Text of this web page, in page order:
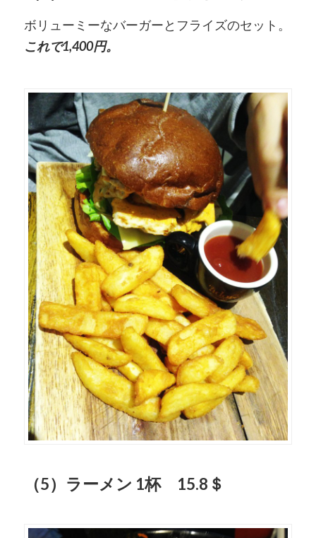
ボリューミーなバーガーとフライズのセット。
これで1,400円。
（5）ラーメン 1杯 15.8＄